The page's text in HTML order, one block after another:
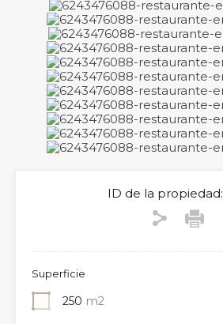
ID de la propiedad:
Superficie
250 m2